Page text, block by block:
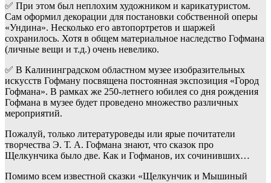
✅ При этом был неплохим художником и карикатуристом.
Сам оформил декорации для постановки собственной оперы
«Ундина». Несколько его автопортретов и шаржей
сохранилось. Хотя в общем материальное наследство Гофмана
(личные вещи и т.д.) очень невелико.
✅ В Калининградском областном музее изобразительных
искусств Гофману посвящена постоянная экспозиция «Город
Гофмана». В рамках же 250-летнего юбилея со дня рождения
Гофмана в музее будет проведено множество различных
мероприятий.
Пожалуй, только литературоведы или ярые почитатели
творчества Э. Т. А. Гофмана знают, что сказок про
Щелкунчика было две. Как и Гофманов, их сочинивших…
Помимо всем известной сказки «Щелкунчик и Мышиный